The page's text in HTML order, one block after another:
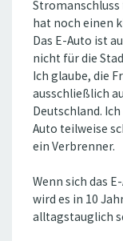
Stromanschluss
hat noch einen
Das E-Auto ist
nicht für die
Ich glaube, die
ausschließlich
Deutschland.
Auto teilweise
ein Verbrenner.
Wenn sich das
wird es in 10
alltagstauglich